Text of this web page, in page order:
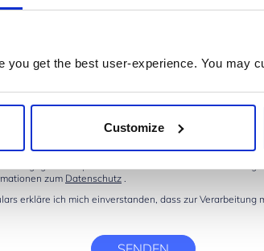
you get the best user-experience. You may
Customize
von Prodware zu werblichen Zwecken
zum Datenschutz
erkläre ich mich einverstanden, dass zur